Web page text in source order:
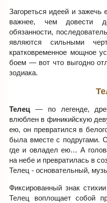
Загореться идеей и зажечь
важнее, чем довести
обязанности,
являются сильными
кратковременное мощное
боем — вот что выгодно
зодиака.
Телец — по легенде,
влюблен в финикийскую
ею, он превратился в
была вместе с подругами.
где и овладел ею… А
на небе и превратилась в
Телец - основательный,
Фиксированный знак
Телец воплощает собой